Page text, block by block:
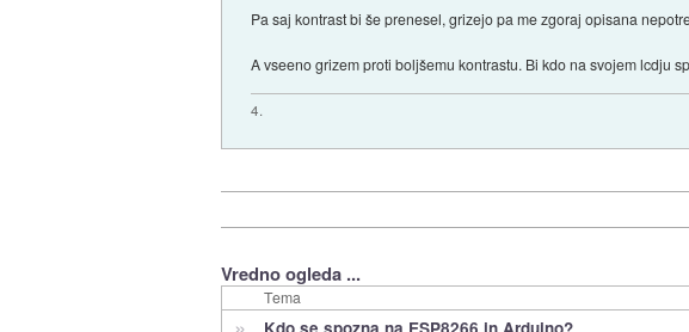
Pa saj kontrast bi še prenesel, grizejo pa me zgoraj opisana
A vseeno grizem proti boljšemu kontrastu. Bi kdo na svojem lcdju
4.
Vredno ogleda ...
Tema